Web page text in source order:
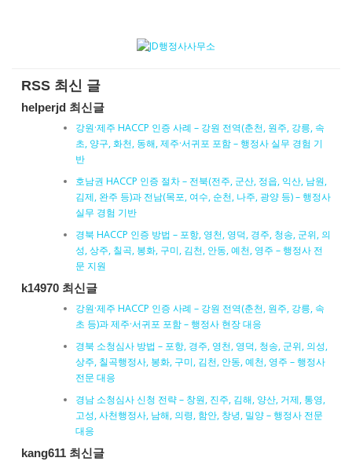
RSS 최신 글
helperjd 최신글
강원·제주 HACCP 인증 사례 – 강원 전역(춘천, 원주, 강릉, 속
초, 양구, 화천, 동해, 제주·서귀포 포함 – 행정사 실무 경험 기
반
호남권 HACCP 인증 절차 – 전북(전주, 군산, 정읍, 익산, 남원,
김제, 완주 등)과 전남(목포, 여수, 순천, 나주, 광양 등) – 행정사
실무 경험 기반
경북 HACCP 인증 방법 – 포항, 영천, 영덕, 경주, 청송, 군위, 의
성, 상주, 칠곡, 봉화, 구미, 김천, 안동, 예천, 영주 – 행정사 전
문 지원
k14970 최신글
강원·제주 HACCP 인증 사례 – 강원 전역(춘천, 원주, 강릉, 속
초 등)과 제주·서귀포 포함 – 행정사 현장 대응
경북 소청심사 방법 – 포항, 경주, 영천, 영덕, 청송, 군위, 의성,
상주, 칠곡행정사, 봉화, 구미, 김천, 안동, 예천, 영주 – 행정사
전문 대응
경남 소청심사 신청 전략 – 창원, 진주, 김해, 양산, 거제, 통영,
고성, 사천행정사, 남해, 의령, 함안, 창녕, 밀양 – 행정사 전문
대응
kang611 최신글